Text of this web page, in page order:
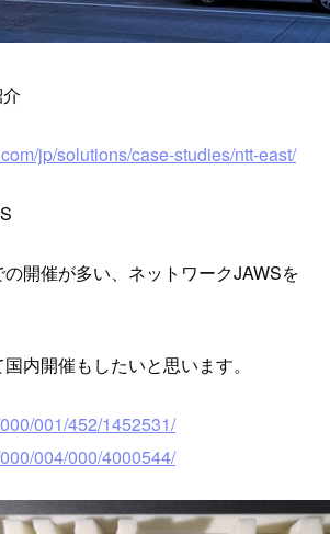
jp/solutions/case-studies/ntt-east/
開催が多い、ネットワークJAWSを
内開催もしたいと思います。
001/452/1452531/
004/000/4000544/